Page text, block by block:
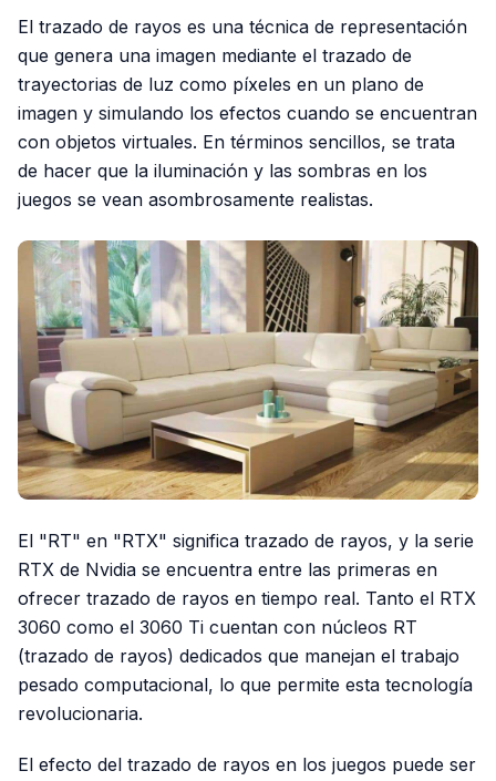
El trazado de rayos es una técnica de representación
que genera una imagen mediante el trazado de
trayectorias de luz como píxeles en un plano de
imagen y simulando los efectos cuando se encuentran
con objetos virtuales. En términos sencillos, se trata
de hacer que la iluminación y las sombras en los
juegos se vean asombrosamente realistas.
El "RT" en "RTX" significa trazado de rayos, y la serie
RTX de Nvidia se encuentra entre las primeras en
ofrecer trazado de rayos en tiempo real. Tanto el RTX
3060 como el 3060 Ti cuentan con núcleos RT
(trazado de rayos) dedicados que manejan el trabajo
pesado computacional, lo que permite esta tecnología
revolucionaria.
El efecto del trazado de rayos en los juegos puede ser